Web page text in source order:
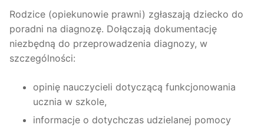
Rodzice (opiekunowie prawni) zgłaszają dziecko do
poradni na diagnozę. Dołączają dokumentację
niezbędną do przeprowadzenia diagnozy, w
szczególności:
opinię nauczycieli dotyczącą funkcjonowania
ucznia w szkole,
informacje o dotychczas udzielanej pomocy